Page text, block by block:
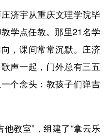
济宇从重庆文理学院毕
学点任教。那里21名学
，课间常常沉默。庄济
声一起，门外总有三五
个念头：教孩子们弹吉
教室”，组建了“拿云乐